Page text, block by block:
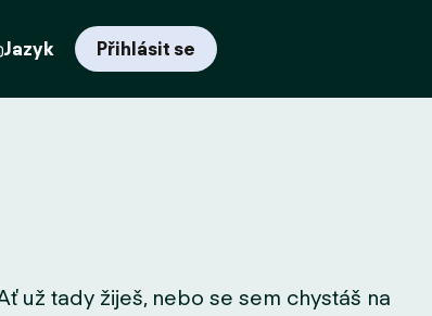
Jazyk Přihlásit se
už tady žiješ, nebo se sem chystáš na